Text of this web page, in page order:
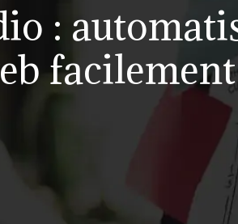
:
facilement